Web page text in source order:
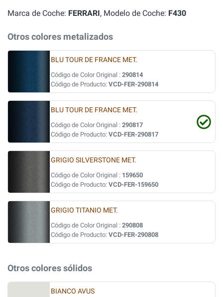
Marca de Coche: FERRARI, Modelo de Coche: F430
Otros colores metalizados
BLU TOUR DE FRANCE MET.
Código de Color Original : 290814
Código de Producto: VCD-FER-290814
BLU TOUR DE FRANCE MET.
Código de Color Original : 290817
Código de Producto: VCD-FER-290817
GRIGIO SILVERSTONE MET.
Código de Color Original : 159650
Código de Producto: VCD-FER-159650
GRIGIO TITANIO MET.
Código de Color Original : 290808
Código de Producto: VCD-FER-290808
Otros colores sólidos
BIANCO AVUS